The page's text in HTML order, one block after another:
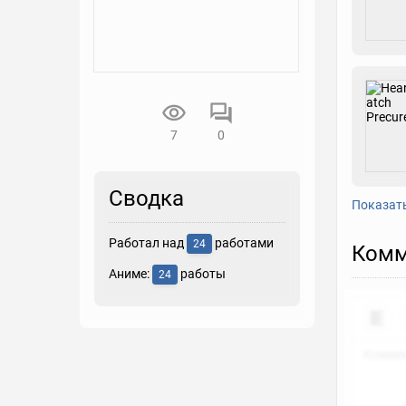
7 0
Сводка
Работал над 24 работами
Аниме: 24 работы